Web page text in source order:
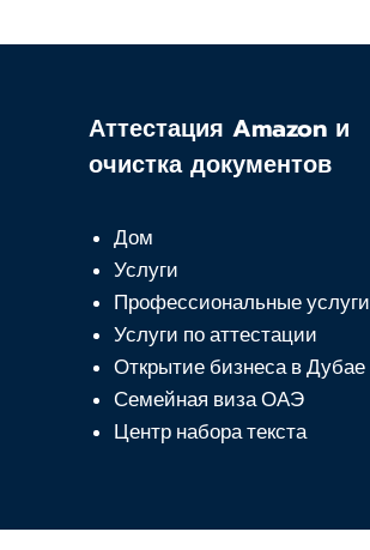
Аттестация Amazon и
очистка документов
Дом
Услуги
Профессиональные услуги
Услуги по аттестации
Открытие бизнеса в Дубае
Семейная виза ОАЭ
Центр набора текста